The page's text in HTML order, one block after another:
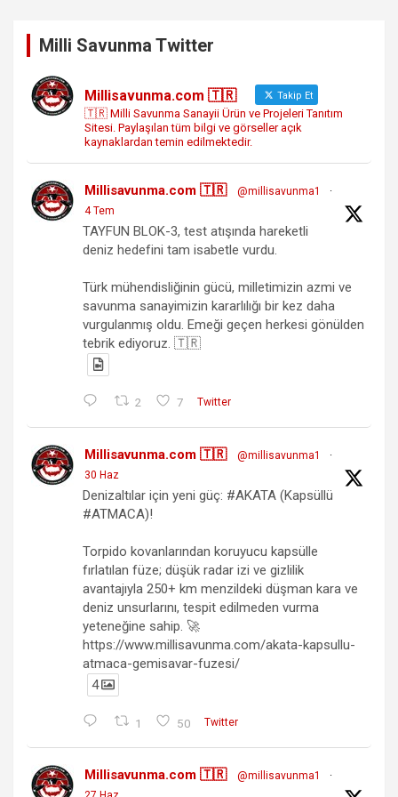
Milli Savunma Twitter
Millisavunma.com 🇹🇷 Takip Et
🇹🇷 Milli Savunma Sanayii Ürün ve Projeleri Tanıtım
Sitesi. Paylaşılan tüm bilgi ve görseller açık
kaynaklardan temin edilmektedir.
Millisavunma.com 🇹🇷 @millisavunma1
·
4 Tem
TAYFUN BLOK-3, test atışında hareketli
deniz hedefini tam isabetle vurdu.
Türk mühendisliğinin gücü, milletimizin azmi ve
savunma sanayimizin kararlılığı bir kez daha
vurgulanmış oldu. Emeği geçen herkesi gönülden
tebrik ediyoruz. 🇹🇷
2 7 Twitter
Millisavunma.com 🇹🇷 @millisavunma1
·
30 Haz
Denizaltılar için yeni güç: #AKATA (Kapsüllü
#ATMACA)!
Torpido kovanlarından koruyucu kapsülle
fırlatılan füze; düşük radar izi ve gizlilik
avantajıyla 250+ km menzildeki düşman kara ve
deniz unsurlarını, tespit edilmeden vurma
yeteneğine sahip. 🚀
https://www.millisavunma.com/akata-kapsullu-
atmaca-gemisavar-fuzesi/
4
1 50 Twitter
Millisavunma.com 🇹🇷 @millisavunma1
·